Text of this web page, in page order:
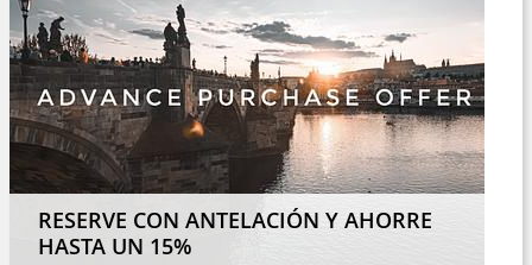
RESERVE CON ANTELACIÓN Y AHORRE
HASTA UN 15%